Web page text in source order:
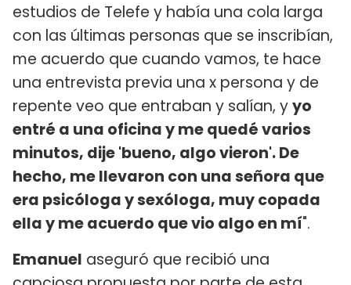
estudios de Telefe y había una cola larga
con las últimas personas que se inscribían,
me acuerdo que cuando vamos, te hace
una entrevista previa una x persona y de
repente veo que entraban y salían, yyo
entré a una oficina y me quedé varios
minutos, dije 'bueno, algo vieron'. De
hecho, me llevaron con una señora que
era psicóloga y sexóloga, muy copada
ella y me acuerdo que vio algo en mí".
Emanuel aseguró que recibió una